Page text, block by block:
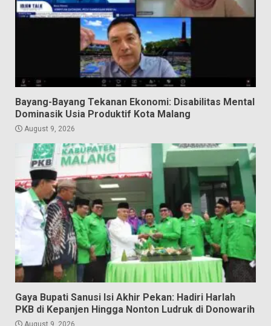
Bayang-Bayang Tekanan Ekonomi: Disabilitas Mental
Dominasik Usia Produktif Kota Malang
August 9, 2026
Gaya Bupati Sanusi Isi Akhir Pekan: Hadiri Harlah
PKB di Kepanjen Hingga Nonton Ludruk di Donowarih
August 9, 2026